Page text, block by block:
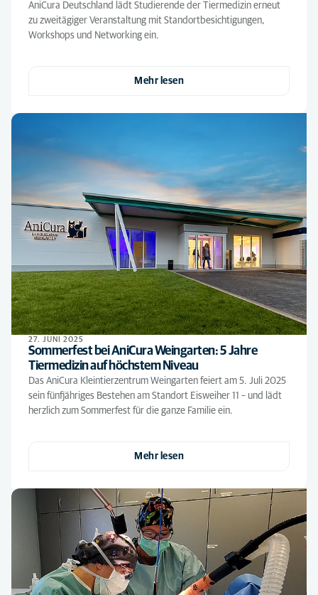
AniCura Deutschland lädt Studierende der Tiermedizin erneut
zu zweitägiger Veranstaltung mit Standortbesichtigungen,
Workshops und Networking ein.
Mehr lesen
27. JUNI 2025
Sommerfest bei AniCura Weingarten: 5 Jahre
Tiermedizin auf höchstem Niveau
Das AniCura Kleintierzentrum Weingarten feiert am 5. Juli 2025
sein fünfjähriges Bestehen am Standort Eisweiher 11 – und lädt
herzlich zum Sommerfest für die ganze Familie ein.
Mehr lesen